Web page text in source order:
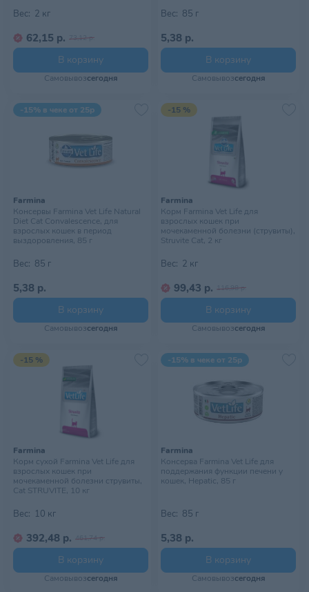
Вес: 2 кг
62,15 р. 73,12 р.
В корзину
Самовывозсегодня
Вес: 85 г
5,38 р.
В корзину
Самовывозсегодня
-15% в чеке от 25р
Farmina
Консервы Farmina Vet Life Natural
Diet Cat Convalescence, для
взрослых кошек в период
выздоровления, 85 г
Вес: 85 г
5,38 р.
В корзину
Самовывозсегодня
-15 %
Farmina
Корм Farmina Vet Life для
взрослых кошек при
мочекаменной болезни (струвиты),
Struvite Cat, 2 кг
Вес: 2 кг
99,43 р. 116,98 р.
В корзину
Самовывозсегодня
-15 %
Farmina
Корм сухой Farmina Vet Life для
взрослых кошек при
мочекаменной болезни струвиты,
Cat STRUVITE, 10 кг
Вес: 10 кг
392,48 р. 461,74 р.
В корзину
Самовывозсегодня
-15% в чеке от 25р
Farmina
Консерва Farmina Vet Life для
поддержания функции печени у
кошек, Hepatic, 85 г
Вес: 85 г
5,38 р.
В корзину
Самовывозсегодня